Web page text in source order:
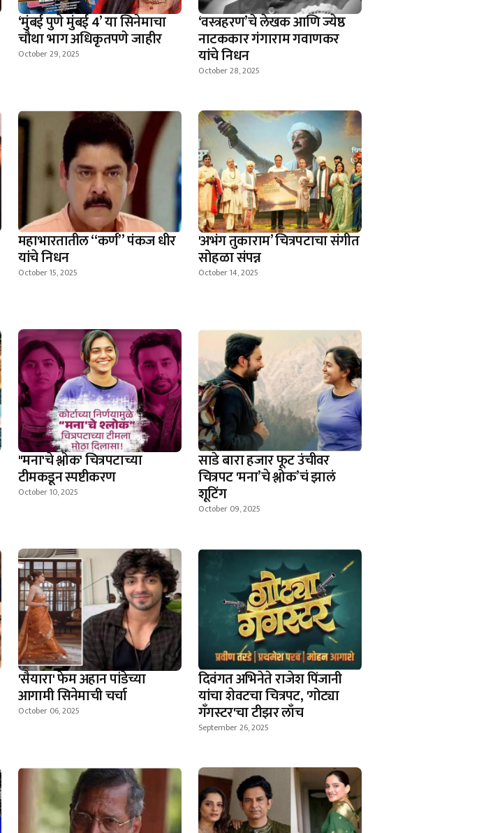
‘मुंबई पुणे मुंबई 4’ या सिनेमाचा
चौथा भाग अधिकृतपणे जाहीर
October 29, 2025
‘वस्त्रहरण’चे लेखक आणि ज्येष्ठ
नाटककार गंगाराम गवाणकर
यांचे निधन
October 28, 2025
महाभारतातील “कर्ण” पंकज धीर
यांचे निधन
October 15, 2025
'अभंग तुकाराम’ चित्रपटाचा संगीत
सोहळा संपन्न
October 14, 2025
"मना'चे श्लोक' चित्रपटाच्या
टीमकडून स्पष्टीकरण
October 10, 2025
साडे बारा हजार फूट उंचीवर
चित्रपट 'मना’चे श्लोक’चं झालं
शूटिंग
October 09, 2025
'सैयारा' फेम अहान पांडेच्या
आगामी सिनेमाची चर्चा
October 06, 2025
दिवंगत अभिनेते राजेश पिंजानी
यांचा शेवटचा चित्रपट, 'गोट्या
गँगस्टर'चा टीझर लाँच
September 26, 2025